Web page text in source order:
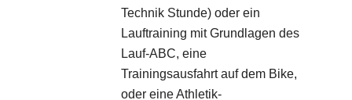
Technik Stunde) oder ein
Lauftraining mit Grundlagen des
Lauf-ABC, eine
Trainingsausfahrt auf dem Bike,
oder eine Athletik-